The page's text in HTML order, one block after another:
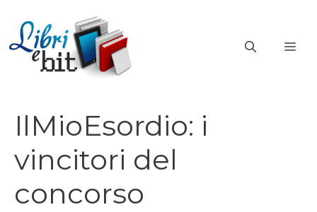
contenuto
IlMioEsordio: i
vincitori del
concorso